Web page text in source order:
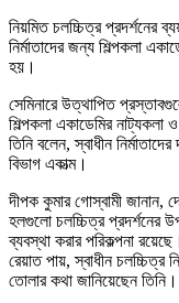
নিয়মিত চলচ্চিত্র প্রদর্শনের
নির্মাতাদের জন্য শিল্পকলা
হয়।
সেমিনারে উত্থাপিত
শিল্পকলা একাডেমির নাট্যকলা
তিনি বলেন, স্বাধীন
বিভাগ একাত্ম।
দীপক কুমার গোস্বামী জানান,
হলগুলো চলচ্চিত্র প্রদর্শনের
ব্যবস্থা করার পরিকল্পনা
রেয়াত পায়, স্বাধীন চলচ্চিত্র
তোলার কথা জানিয়েছেন তিনি।